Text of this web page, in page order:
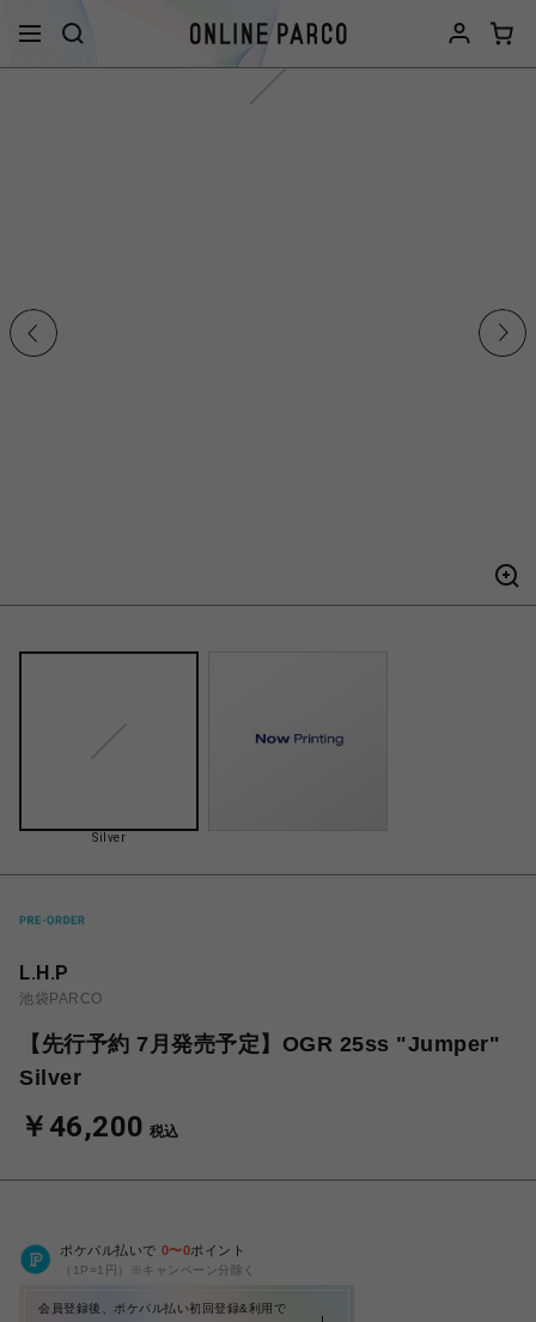
Silver
L.H.P
池袋PARCO
【先行予約 7月発売予定】OGR 25ss "Jumper"
Silver
￥46,200 税込
ポケパル払いで 0〜0ポイント
（1P=1円）※キャンペーン分除く
会員登録後、ポケパル払い初回登録&利用で